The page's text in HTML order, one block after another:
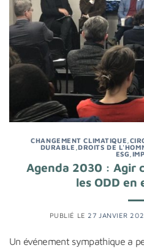
CHANGEMENT CLIMATIQUE
DURABLE ,DROITS DE
ESG
Agenda 2030 : Agir
les ODD en
PUBLIÉ LE 27 JANVIER
Un événement sympathique a